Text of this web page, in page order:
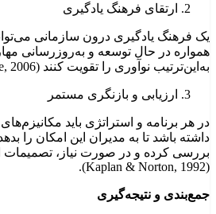
ارتقای فرهنگ یادگیری
یک فرهنگ یادگیری درون سازمانی
همواره در حال توسعه و به‌روزرسانی
به‌این‌ترتیب نوآوری را تقویت کنند (Senge, 2006).
ارزیابی و بازنگری مستمر
در هر برنامه و استراتژی باید
داشته باشد تا به مدیران این امکان را
بررسی کرده و در صورت نیاز، تصمیمات
(Kaplan & Norton, 1992).
جمع‌بندی و نتیجه‌گیری